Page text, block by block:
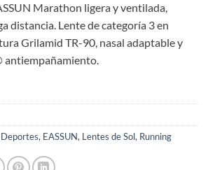
Marathon ligera y ventilada,
distancia. Lente de categoría 3 en
Grilamid TR-90, nasal adaptable y
Deportes, EASSUN, Lentes de Sol, Running